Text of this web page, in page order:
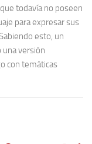
todavía no poseen
para expresar sus
esto, un
versión
con temáticas